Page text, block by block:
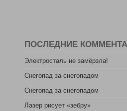
ПОСЛЕДНИЕ
Электросталь не замёрзла!
Снегопад за снегопадом
Снегопад за снегопадом
Лазер рисует «зебру»